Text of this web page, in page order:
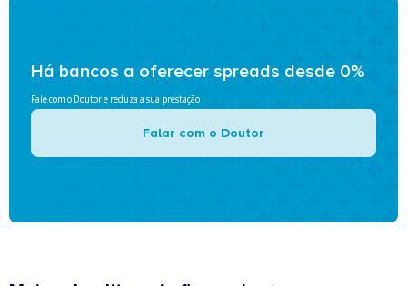
Há bancos a oferecer spreads desde 0%
Fale com o Doutor e reduza a sua prestação
Falar com o Doutor